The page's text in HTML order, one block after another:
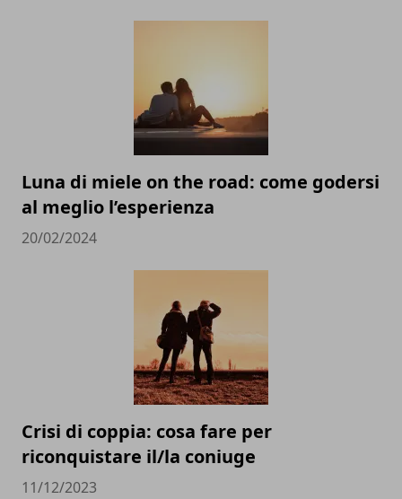
Luna di miele on the road: come godersi
al meglio l’esperienza
20/02/2024
Crisi di coppia: cosa fare per
riconquistare il/la coniuge
11/12/2023